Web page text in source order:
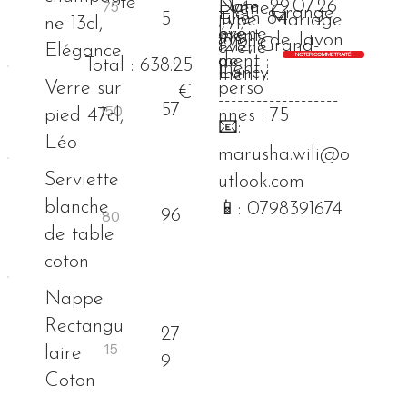
ne 13cl,
Elégance
5
Verre sur
pied 47cl,
Léo
57
Serviette
blanche
de table
coton
96
Nappe
Rectangu
laire
Coton
27
9
Total : 638.25
€
NOTER COMME TRAITÉ
julien 84
1212, Grand-
Lancy
-------------------
📧:
marusha.wili@o
utlook.com
📱: 0798391674
Événe
ment
Nom
bre
de
perso
nnes :
Type
événe
ment :
Mariage
75
29.07.26
Date
événe
ment :
Grange
de Javon
Lieu
événe
ment :